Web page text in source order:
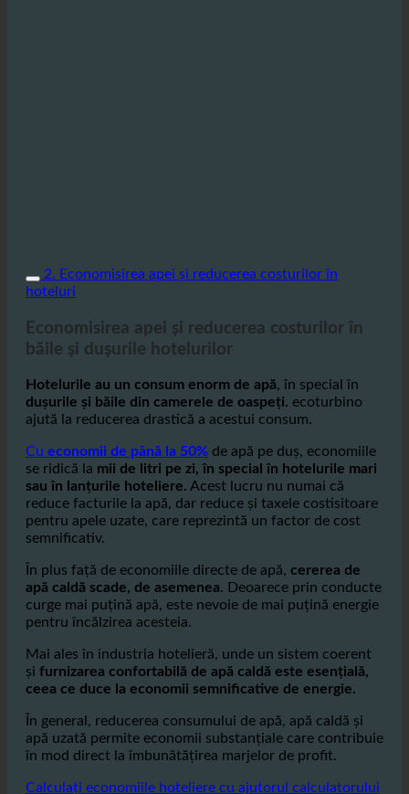
2. Economisirea apei și reducerea costurilor în
hoteluri
băile și dușurile hotelurilor
Hotelurile au un consum enorm de apă
dușurile și băile din camerele de oaspeți.ecoturbino
ajută la reducerea drastică a acestui consum.
Cu economii de până la 50%
de apă pe duș, economiile
se ridică la
mii de litri pe zi, în special în hotelurile mari
sau în lanțurile hoteliere.
Acest lucru nu numai că
pentru apele uzate, care reprezintă un factor de cost
semnificativ.
În plus față de economiile directe de apă, cererea de
apă caldă scade, de asemenea
curge mai puțină apă, este nevoie de mai puțină energie
pentru încălzirea acesteia.
Mai ales în industria hotelieră, unde un sistem coerent
și furnizarea confortabilă de apă caldă este esențială,
ceea ce duce la economii semnificative de energie.
În general, reducerea consumului de apă, apă caldă și
apă uzată permite economii substanțiale care contribuie